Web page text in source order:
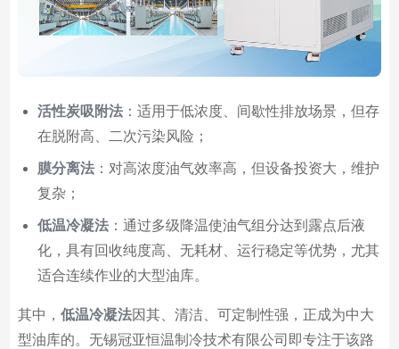
活性炭吸附法：适用于低浓度、间歇性排放场景，但存
在脱附高、二次污染风险；
膜分离法：对高浓度油气效率高，但设备投资大，维护
复杂；
低温冷凝法：通过多级降温使油气组分达到露点后液
化，具有回收纯度高、无耗材、运行稳定等优势，尤其
适合连续作业的大型油库。
其中， 低温冷凝法因其、清洁、可定制性强，正成为中大
型油库的。无锡冠亚恒温制冷技术有限公司即专注于该路